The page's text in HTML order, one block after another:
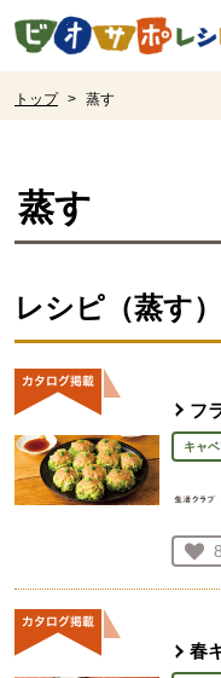
ページの先頭です。
トップ > 蒸す
蒸す
レシピ（蒸す）
フ
キャ
春